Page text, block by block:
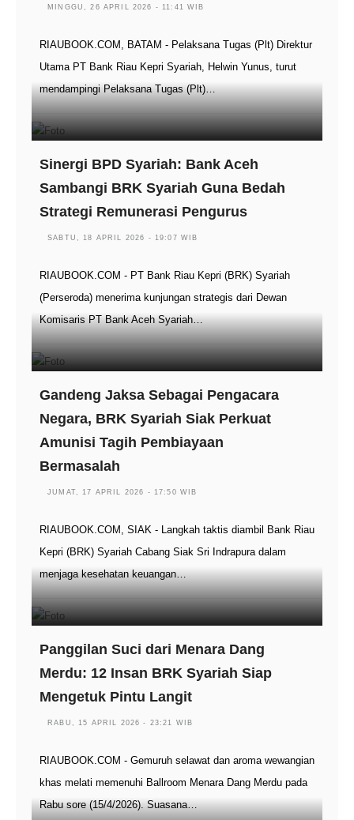
MINGGU, 26 APRIL 2026 - 11:41 WIB
RIAUBOOK.COM, BATAM - Pelaksana Tugas (Plt) Direktur
Utama PT Bank Riau Kepri Syariah, Helwin Yunus, turut
mendampingi Pelaksana Tugas (Plt)…
Sinergi BPD Syariah: Bank Aceh
Sambangi BRK Syariah Guna Bedah
Strategi Remunerasi Pengurus
SABTU, 18 APRIL 2026 - 19:07 WIB
RIAUBOOK.COM - PT Bank Riau Kepri (BRK) Syariah
(Perseroda) menerima kunjungan strategis dari Dewan
Komisaris PT Bank Aceh Syariah…
Gandeng Jaksa Sebagai Pengacara
Negara, BRK Syariah Siak Perkuat
Amunisi Tagih Pembiayaan
Bermasalah
JUMAT, 17 APRIL 2026 - 17:50 WIB
RIAUBOOK.COM, SIAK - Langkah taktis diambil Bank Riau
Kepri (BRK) Syariah Cabang Siak Sri Indrapura dalam
menjaga kesehatan keuangan…
Panggilan Suci dari Menara Dang
Merdu: 12 Insan BRK Syariah Siap
Mengetuk Pintu Langit
RABU, 15 APRIL 2026 - 23:21 WIB
RIAUBOOK.COM - Gemuruh selawat dan aroma wewangian
khas melati memenuhi Ballroom Menara Dang Merdu pada
Rabu sore (15/4/2026). Suasana…